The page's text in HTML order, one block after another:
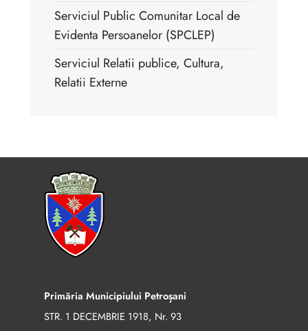
Serviciul Public Comunitar Local de
Evidenta Persoanelor (SPCLEP)
Serviciul Relatii publice, Cultura,
Relatii Externe
Primăria Municipiului Petroșani
STR. 1 DECEMBRIE 1918, Nr. 93